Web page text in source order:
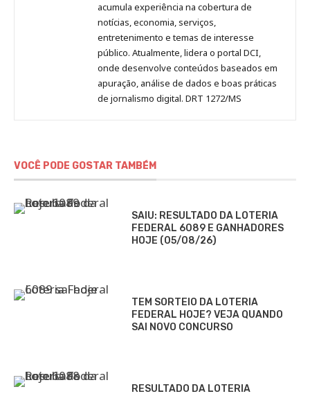
acumula experiência na cobertura de
notícias, economia, serviços,
entretenimento e temas de interesse
público. Atualmente, lidera o portal DCI,
onde desenvolve conteúdos baseados em
apuração, análise de dados e boas práticas
de jornalismo digital. DRT 1272/MS
VOCÊ PODE GOSTAR TAMBÉM
SAIU: RESULTADO DA LOTERIA
FEDERAL 6089 E GANHADORES
HOJE (05/08/26)
TEM SORTEIO DA LOTERIA
FEDERAL HOJE? VEJA QUANDO
SAI NOVO CONCURSO
RESULTADO DA LOTERIA